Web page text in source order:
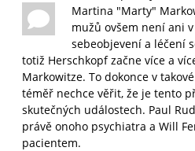
Martina "Marty"
mužů ovšem není ani
sebeobjevení a léčení
totiž Herschkopf začne více a
Markowitze. To dokonce v
téměř nechce věřit, že je tento
skutečných událostech. Paul
právě onoho psychiatra a Will
pacientem.